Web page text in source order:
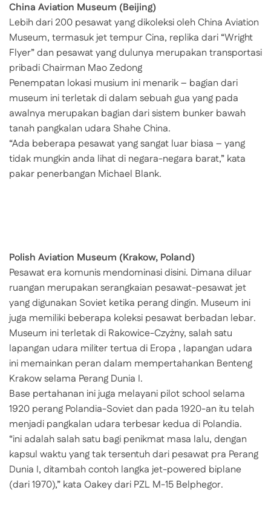
China Aviation Museum (Beijing)
Lebih dari 200 pesawat yang dikoleksi oleh China Aviation
Museum, termasuk jet tempur Cina, replika dari “Wright
Flyer” dan pesawat yang dulunya merupakan transportasi
pribadi Chairman Mao Zedong
Penempatan lokasi musium ini menarik – bagian dari
museum ini terletak di dalam sebuah gua yang pada
awalnya merupakan bagian dari sistem bunker bawah
tanah pangkalan udara Shahe China.
“Ada beberapa pesawat yang sangat luar biasa – yang
tidak mungkin anda lihat di negara-negara barat,” kata
pakar penerbangan Michael Blank.
Polish Aviation Museum (Krakow, Poland)
Pesawat era komunis mendominasi disini. Dimana diluar
ruangan merupakan serangkaian pesawat-pesawat jet
yang digunakan Soviet ketika perang dingin. Museum ini
juga memiliki beberapa koleksi pesawat berbadan lebar.
Museum ini terletak di Rakowice-Czyżny, salah satu
lapangan udara militer tertua di Eropa , lapangan udara
ini memainkan peran dalam mempertahankan Benteng
Krakow selama Perang Dunia I.
Base pertahanan ini juga melayani pilot school selama
1920 perang Polandia-Soviet dan pada 1920-an itu telah
menjadi pangkalan udara terbesar kedua di Polandia.
“ini adalah salah satu bagi penikmat masa lalu, dengan
kapsul waktu yang tak tersentuh dari pesawat pra Perang
Dunia I, ditambah contoh langka jet-powered biplane
(dari 1970),” kata Oakey dari PZL M-15 Belphegor.